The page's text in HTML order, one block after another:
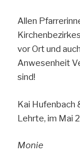
Allen
vor Ort und
Anwesenheit
sind!
Kai Hufenbach
Lehrte, im Mai
Monie